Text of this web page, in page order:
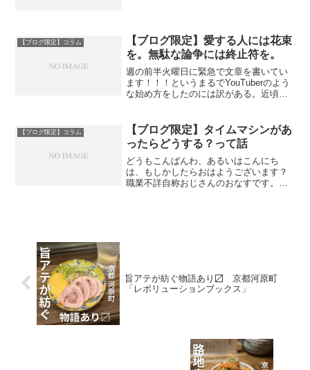
くせに顔がテカったりして...
【ブログ限定】コラム
【ブログ限定】愛する人には花束
を。無駄な論争には終止符を。
週の前半火曜日に緊急で文章を書いてい
ます！！！というまるでYouTuberのよう
な始め方をしたのには訳がある。近頃ネ
もう良い加減飽々としてきているからで
ある。度...
【ブログ限定】コラム
【ブログ限定】タイムマシンがあ
ったらどうする？って話
どうもこんばんわ、あるいはこんにち
は、もしかしたらおはようございます？
職業不詳自称おじさんのおなすです。
旨アテが紡ぐ物語あり〼 京都河原町
「レボリューションブックス」